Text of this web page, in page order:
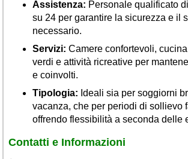
Assistenza: Personale qualificato
su 24 per garantire la sicurezza e il
necessario.
Servizi: Camere confortevoli,
verdi e attività ricreative per
e coinvolti.
Tipologia: Ideali sia per soggiorni
vacanza, che per periodi di sollievo
offrendo flessibilità a seconda delle
Contatti e Informazioni